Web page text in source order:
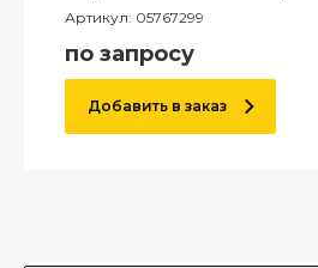
Артикул: 05767299
по запросу
Добавить в заказ